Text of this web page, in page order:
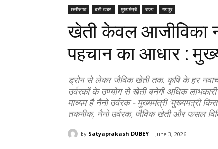
छत्तीसगढ़ बड़ी खबर मुख्यमंत्री राज्य रायपुर
खेती केवल आजीविका
पहचान का आधार :
ड्रोन से लेकर जैविक खेती तक, कृषि के हर
उर्वरकों के उपयोग से खेती बनेगी अधिक
माध्यम है नैनो उर्वरक - मुख्यमंत्री ‘मुख्यमंत्री
तकनीक, नैनो उर्वरक, जैविक खेती और फसल
By Satyaprakash DUBEY June 3, 2026